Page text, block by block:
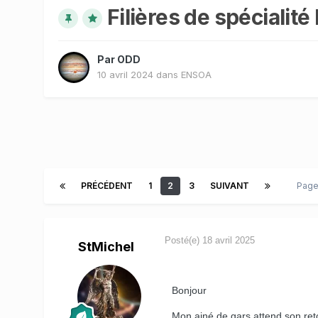
Filières de spécialité
Par ODD
10 avril 2024 dans ENSOA
PRÉCÉDENT 1 2 3 SUIVANT
StMichel Posté(e) 18 avril 2025
Bonjour